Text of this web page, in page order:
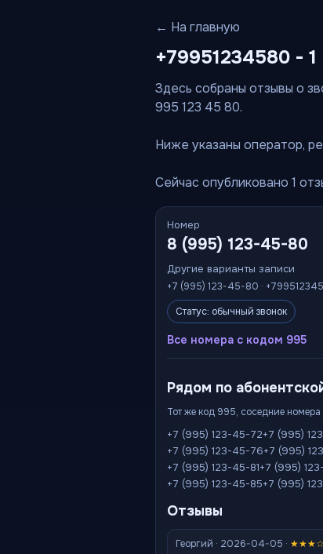
← На главную
+79951234580 -
Здесь собраны отзывы о
995 123 45 80.
Ниже указаны оператор,
Сейчас опубликовано 1
Номер
8 (995) 123-45-80
Другие варианты записи
+7 (995) 123-45-80 ·
Статус: обычный звонок
Все номера с кодом 995
Рядом по
Тот же код 995, соседние
+7 (995) 123-45-72+7 (995)
+7 (995) 123-45-76+7 (995)
+7 (995) 123-45-81+7 (995)
+7 (995) 123-45-85+7 (995)
Отзывы
Георгий · 2026-04-05 ·